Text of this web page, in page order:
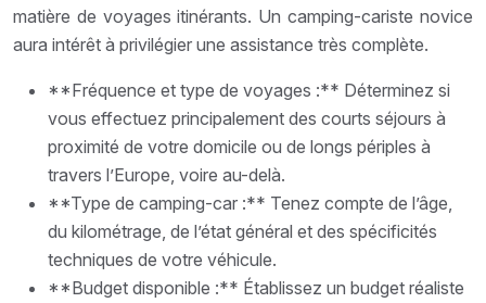
matière de voyages itinérants. Un camping-cariste novice
aura intérêt à privilégier une assistance très complète.
**Fréquence et type de voyages :** Déterminez si
vous effectuez principalement des courts séjours à
proximité de votre domicile ou de longs périples à
travers l’Europe, voire au-delà.
**Type de camping-car :** Tenez compte de l’âge,
du kilométrage, de l’état général et des spécificités
techniques de votre véhicule.
**Budget disponible :** Établissez un budget réaliste